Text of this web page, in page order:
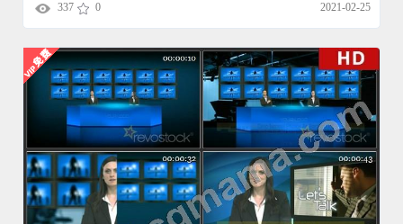
337 0 2021-02-25